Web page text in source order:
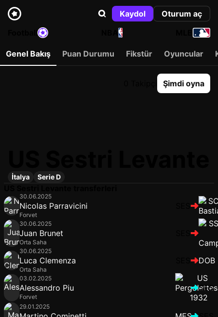
Kaydol
Oturum aç
NBA
Genel Bakış Puan Durumu Fikstür Oyuncular
Şimdi oyna
İtalya Serie D
30.06.2025
Nicolas Parravicini
Forvet
30.06.2025
Juan Brunet
Orta Saha
30.06.2025
Luca Clemenza
Orta Saha
DOB
03.02.2025
Alessandro Piu
Forvet
SES
29.01.2025